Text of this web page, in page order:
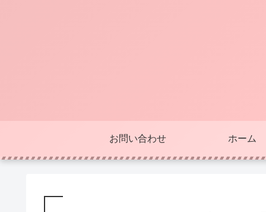
お問い合わせ ホーム